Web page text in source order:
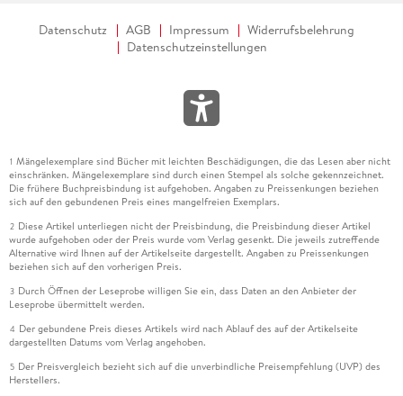
Datenschutz AGB Impressum
Widerrufsbelehrung
Datenschutzeinstellungen
1 Mängelexemplare sind Bücher mit leichten Beschädigungen, die das Lesen aber nicht
einschränken. Mängelexemplare sind durch einen Stempel als solche gekennzeichnet.
Die frühere Buchpreisbindung ist aufgehoben. Angaben zu Preissenkungen beziehen
sich auf den gebundenen Preis eines mangelfreien Exemplars.
2 Diese Artikel unterliegen nicht der Preisbindung, die Preisbindung dieser Artikel
wurde aufgehoben oder der Preis wurde vom Verlag gesenkt. Die jeweils zutreffende
Alternative wird Ihnen auf der Artikelseite dargestellt. Angaben zu Preissenkungen
beziehen sich auf den vorherigen Preis.
3 Durch Öffnen der Leseprobe willigen Sie ein, dass Daten an den Anbieter der
Leseprobe übermittelt werden.
4 Der gebundene Preis dieses Artikels wird nach Ablauf des auf der Artikelseite
dargestellten Datums vom Verlag angehoben.
5 Der Preisvergleich bezieht sich auf die unverbindliche Preisempfehlung (UVP) des
Herstellers.